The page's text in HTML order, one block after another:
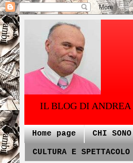
IL BLOG DI
Home page CHI SONO
CULTURA E SPETTACOLO